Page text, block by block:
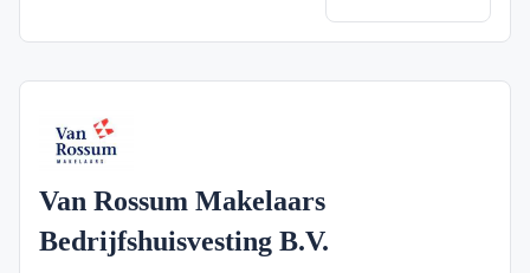
Van Rossum Makelaars
Bedrijfshuisvesting B.V.